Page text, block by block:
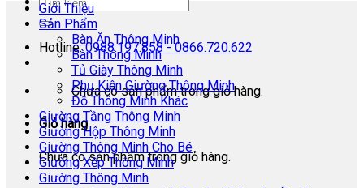
Hotline:0988.197.858 - 0866.720.622
Chưa có sản phẩm trong giỏ hàng.
Giỏ hàng
Chưa có sản phẩm trong giỏ hàng.
Giới Thiệu
Sản Phẩm
Bàn Ăn Thông Minh
Bàn Thông Minh
Tủ Giày Thông Minh
Phụ Kiện Giường Thông Minh
Đồ Thông Minh Khác
Giường Tầng Thông Minh
Giường Hộp Thông Minh
Giường Thông Minh Cho Bé
Giường Xếp Thông Minh
Giường Thông Minh